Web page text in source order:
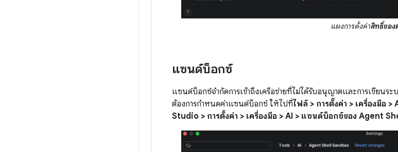
แผงการตั้งค่าสิทธิ์ของ
แซนด์บ็อกซ์
แซนด์บ็อกซ์จำกัดการเข้าถึงเครือข่ายที่ไม่ได้รับอนุญาตและการเขียน
ต้องการกำหนดค่าแซนด์บ็อกซ์ ให้ไปที่ไฟล์ > การตั้งค่า > เครื่องมือ
Studio > การตั้งค่า > เครื่องมือ > AI > แซนด์บ็อกซ์ของ Agent